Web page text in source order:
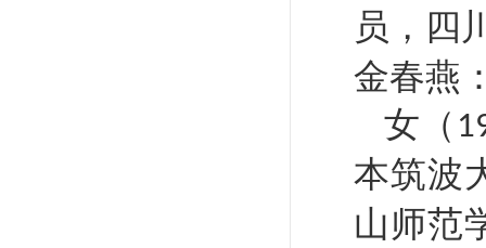
员，四
金春燕
女（
本筑波
山师范